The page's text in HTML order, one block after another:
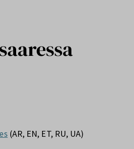
(AR, EN, ET, RU, UA)